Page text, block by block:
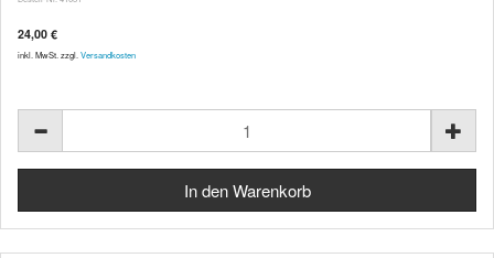
24,00 €
inkl. MwSt. zzgl. Versandkosten